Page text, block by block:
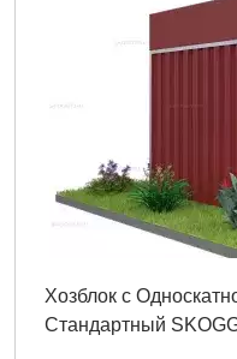
Хозблок с
Стандартный